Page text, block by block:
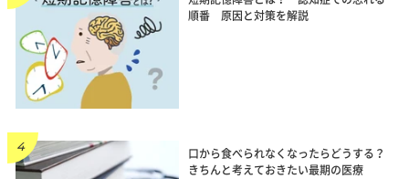
順番 原因と対策を解説
口から食べられなくなったらどうする？
きちんと考えておきたい最期の医療